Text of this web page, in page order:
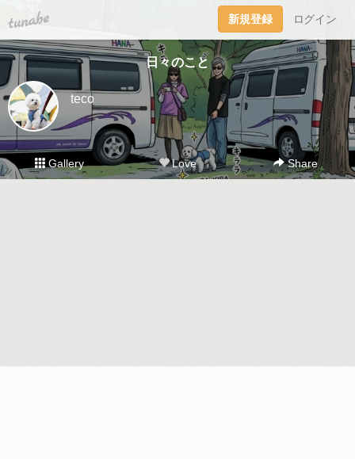
tuna.be 新規登録 ログイン
日々のこと
teco
Gallery Love Share